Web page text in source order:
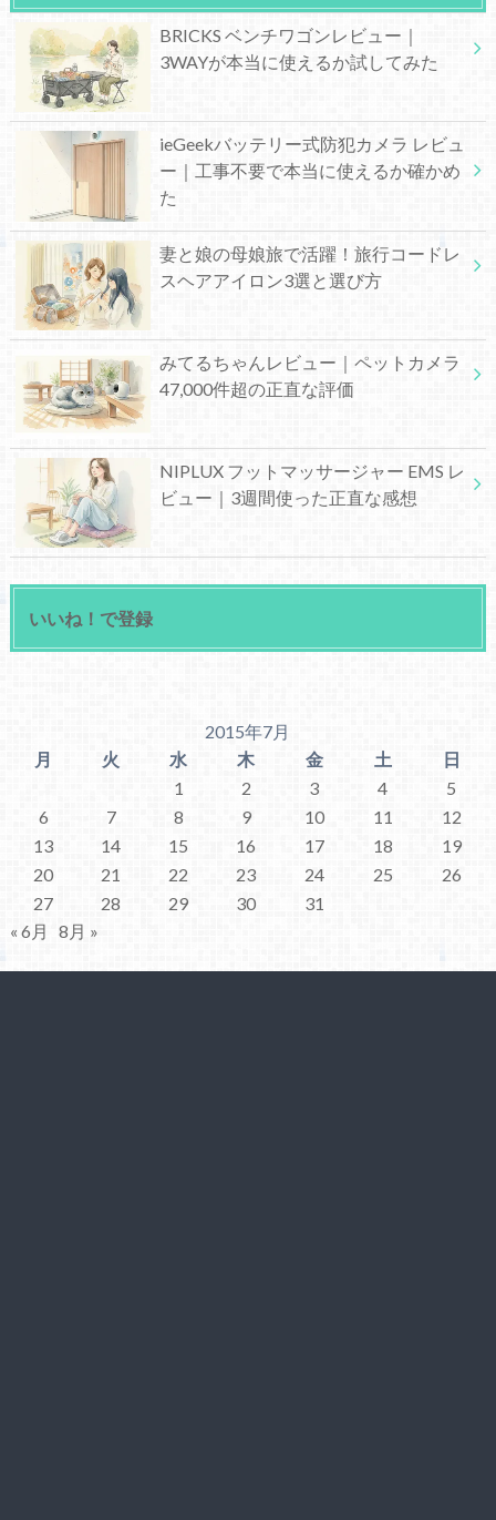
BRICKS ベンチワゴンレビュー｜
3WAYが本当に使えるか試してみた
ieGeekバッテリー式防犯カメラ レビュ
ー｜工事不要で本当に使えるか確かめ
た
妻と娘の母娘旅で活躍！旅行コードレ
スヘアアイロン3選と選び方
みてるちゃんレビュー｜ペットカメラ
47,000件超の正直な評価
NIPLUX フットマッサージャー EMS レ
ビュー｜3週間使った正直な感想
いいね！で登録
2015年7月
月
火 水 木 金 土
日
1
2 3 4
5
6
7 8 9 10 11
12
13
14 15 16 17 18
19
20
21 22 23 24 25
26
27
28 29 30
31
« 6月
8月 »